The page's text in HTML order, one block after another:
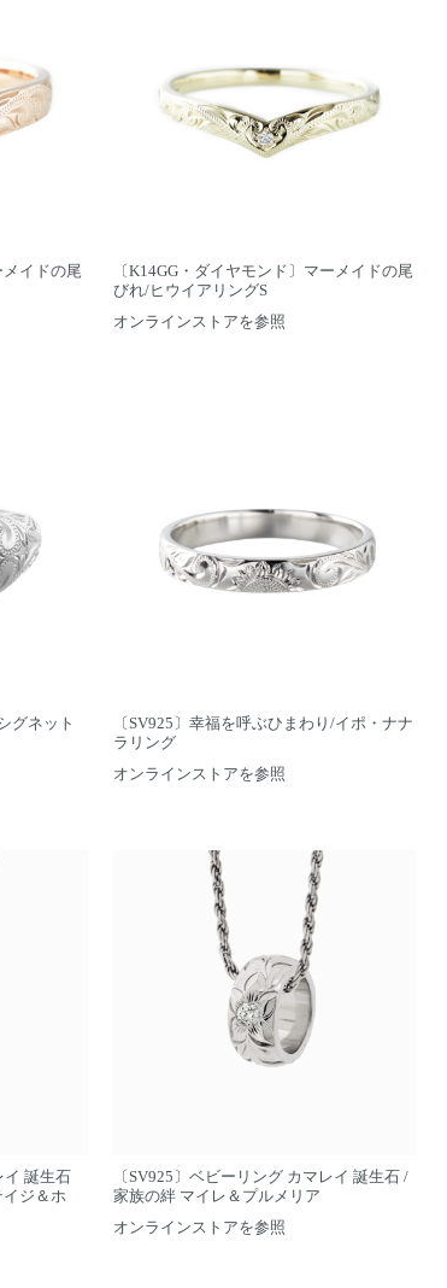
メイドの尾
〔K14GG・ダイヤモンド〕マーメイドの尾
びれ/ヒウイアリングS
オンラインストアを参照
グネット
〔SV925〕幸福を呼ぶひまわり/イポ・ナナ
ラリング
オンラインストアを参照
イ 誕生石
ジ＆ホ
〔SV925〕ベビーリング カマレイ 誕生石 /
家族の絆 マイレ＆プルメリア
オンラインストアを参照